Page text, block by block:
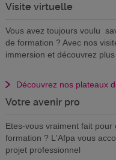
Visite virtuelle
Vous avez toujours voulu
de formation ? Avec nos
immersion et découvrez
Découvrez nos plateaux
Votre avenir pro
Etes-vous vraiment fait
formation ? L'Afpa vous
projet professionnel